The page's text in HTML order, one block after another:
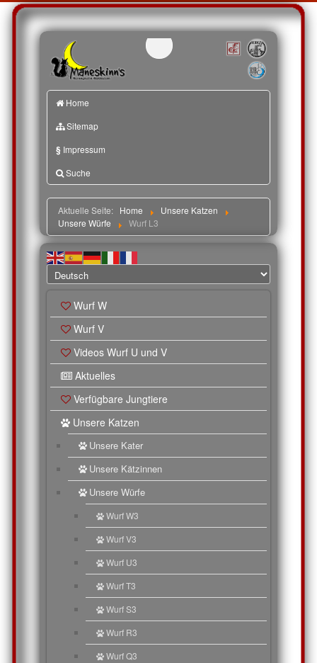
Home
Sitemap
§ Impressum
Suche
Aktuelle Seite: Home
Unsere Katzen
Unsere Würfe
Wurf L3
Wurf W
Wurf V
Videos Wurf U und V
Aktuelles
Verfügbare Jungtiere
Unsere Katzen
Unsere Kater
Unsere Kätzinnen
Unsere Würfe
Wurf W3
Wurf V3
Wurf U3
Wurf T3
Wurf S3
Wurf R3
Wurf Q3